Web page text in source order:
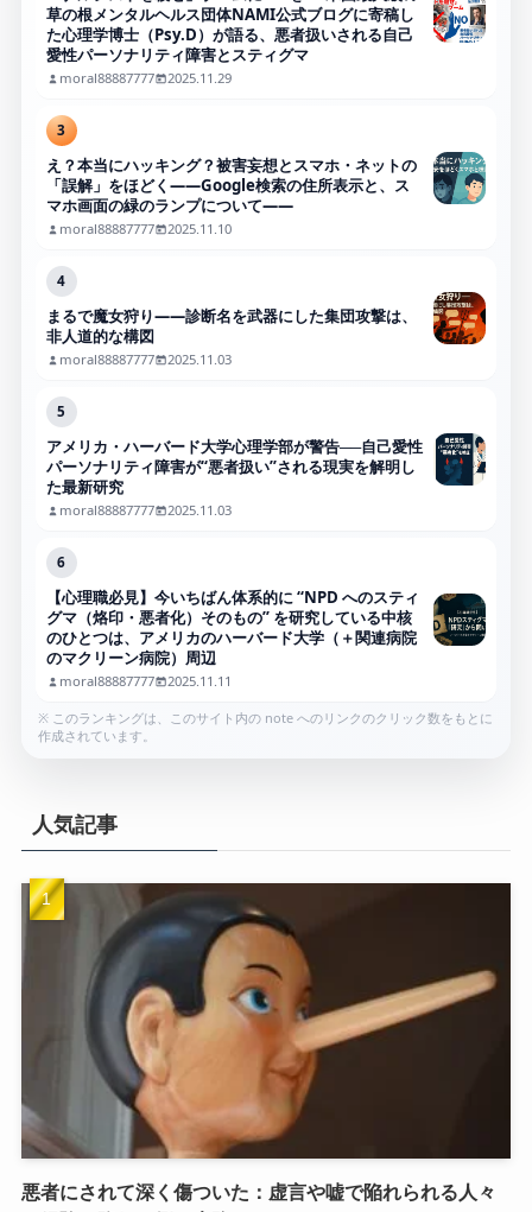
草の根メンタルヘルス団体NAMI公式ブログに寄稿し
た心理学博士（Psy.D）が語る、悪者扱いされる自己
愛性パーソナリティ障害とスティグマ
moral88887777 2025.11.29
3
え？本当にハッキング？被害妄想とスマホ・ネットの
「誤解」をほどく――Google検索の住所表示と、ス
マホ画面の緑のランプについて――
moral88887777 2025.11.10
4
まるで魔女狩り——診断名を武器にした集団攻撃は、
非人道的な構図
moral88887777 2025.11.03
5
アメリカ・ハーバード大学心理学部が警告──自己愛性
パーソナリティ障害が“悪者扱い”される現実を解明し
た最新研究
moral88887777 2025.11.03
6
【心理職必見】今いちばん体系的に “NPD へのスティ
グマ（烙印・悪者化）そのもの” を研究している中核
のひとつは、アメリカのハーバード大学（＋関連病院
のマクリーン病院）周辺
moral88887777 2025.11.11
※ このランキングは、このサイト内の note へのリンクのクリック数をもとに
作成されています。
人気記事
悪者にされて深く傷ついた：虚言や嘘で陥れられる人々